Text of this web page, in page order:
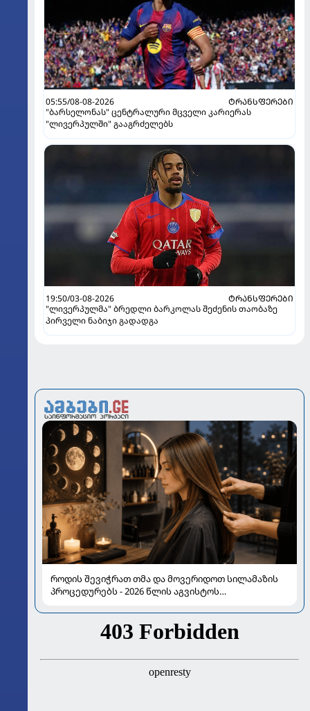
05:55/08-08-2026
ᲢᲠᲐᲜᲡᲤᲔᲠᲔᲑᲘ
"ბარსელონას" ცენტრალური მცველი კარიერას
"ლივერპულში" გააგრძელებს
19:50/03-08-2026
ᲢᲠᲐᲜᲡᲤᲔᲠᲔᲑᲘ
"ლივერპულმა" ბრედლი ბარკოლას შეძენის თაობაზე
პირველი ნაბიჯი გადადგა
როდის შევიჭრათ თმა და მოვერიდოთ სილამაზის
პროცედურებს - 2026 წლის აგვისტოს